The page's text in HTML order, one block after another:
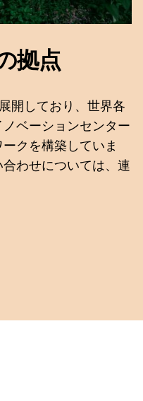
利用規約に同意
firmenichが同
シー .
利用規約に同意
firmenichが同
シー .
California, US
シー
拠点
開しており、世界各
ベーションセンター
クを構築していま
わせについては、連